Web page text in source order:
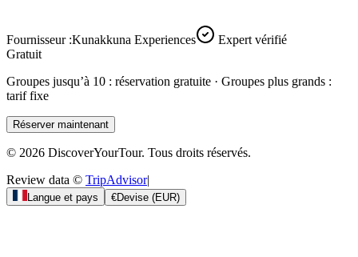
Fournisseur :Kunakkuna Experiences
Expert vérifié
Gratuit
Groupes jusqu’à 10 : réservation gratuite · Groupes plus grands :
tarif fixe
Réserver maintenant
© 2026 DiscoverYourTour. Tous droits réservés.
Review data © TripAdvisor|
Langue et pays €Devise (EUR)